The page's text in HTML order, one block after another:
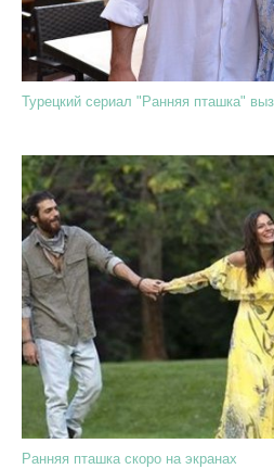
Турецкий сериал "Ранняя пташка"
Ранняя пташка скоро на экранах